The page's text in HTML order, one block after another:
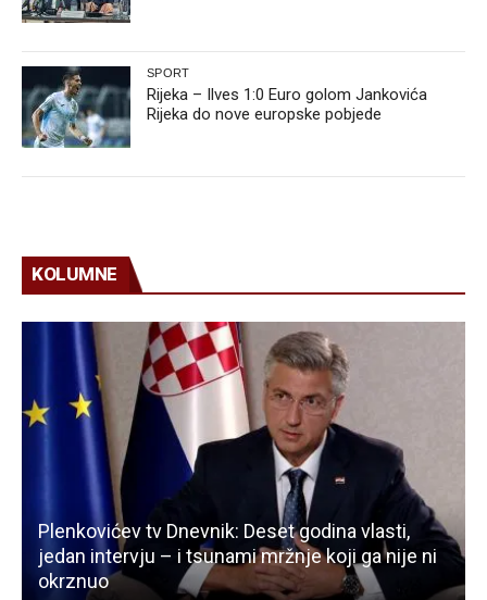
SPORT
Rijeka – Ilves 1:0 Euro golom Jankovića
Rijeka do nove europske pobjede
KOLUMNE
Plenkovićev tv Dnevnik: Deset godina vlasti,
jedan intervju – i tsunami mržnje koji ga nije ni
okrznuo